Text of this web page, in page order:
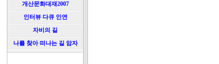
개산문화대재2007
인터뷰 다큐 인연
자비의 길
나를 찾아 떠나는 길 암자